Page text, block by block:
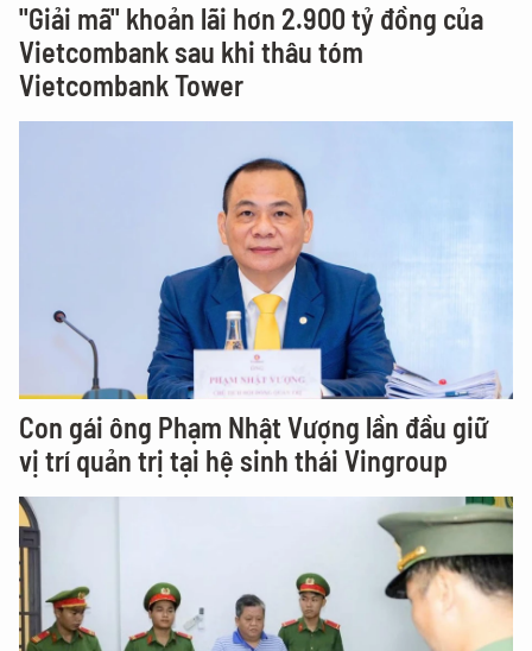
"Giải mã" khoản lãi hơn 2.900 tỷ đồng của
Vietcombank sau khi thâu tóm
Vietcombank Tower
Con gái ông Phạm Nhật Vượng lần đầu giữ
vị trí quản trị tại hệ sinh thái Vingroup